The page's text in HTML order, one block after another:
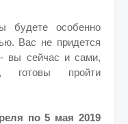
будете особенно
Вас не придется
вы сейчас и сами,
готовы пройти
по 5 мая 2019